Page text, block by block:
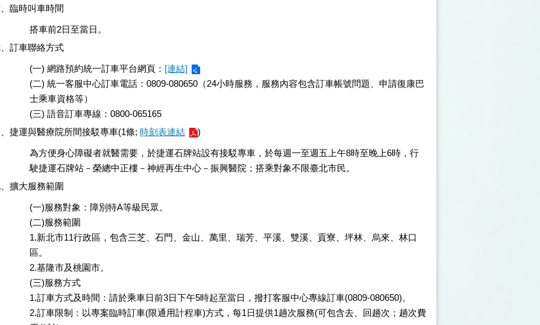
臨時叫車時間
搭車前2日至當日。
訂車聯絡方式
(一) 網路預約統一訂車平台網頁： [連結]
(二) 統一客服中心訂車電話：0809-080650（24小時服務，服務內容包含訂車帳號問題、申請復康巴
士乘車資格等）
(三) 語音訂車專線：0800-065165
捷運與醫療院所間接駁專車(1條; 時刻表連結 )
為方便身心障礙者就醫需要，於捷運石牌站設有接駁專車，於每週一至週五上午8時至晚上6時，行
駛捷運石牌站－榮總中正樓－神經再生中心－振興醫院；搭乘對象不限臺北市民。
擴大服務範圍
(一)服務對象：障別特A等級民眾。
(二)服務範圍
1.新北市11行政區，包含三芝、石門、金山、萬里、瑞芳、平溪、雙溪、貢寮、坪林、烏來、林口
區。
2.基隆市及桃園市。
(三)服務方式
1.訂車方式及時間：請於乘車日前3日下午5時起至當日，撥打客服中心專線訂車(0809-080650)。
2.訂車限制：以專案臨時訂車(限通用計程車)方式，每1日提供1趟次服務(可包含去、回趟次；趟次費